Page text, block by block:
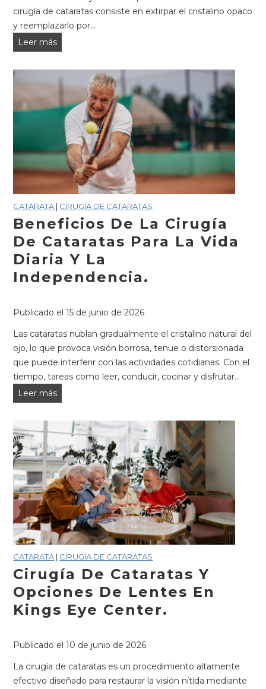
cirugía de cataratas consiste en extirpar el cristalino opaco
y reemplazarlo por...
Leer másLas
más
frecuentes
cirugía
de
cataratas,
respondidas
CATARATA | CIRUGÍA DE CATARATAS
Beneficios De La Cirugía
De Cataratas Para La Vida
Diaria Y La
Independencia.
Publicado el15 de junio de 2026
Las cataratas nublan gradualmente el cristalino natural del
ojo, lo que provoca visión borrosa, tenue o distorsionada
que puede interferir con las actividades cotidianas. Con el
tiempo, tareas como leer, conducir, cocinar y disfrutar...
Leer másBeneficios
cirugía
de
cataratas
para
la
vida
diaria
y
independencia.
CATARATA | CIRUGÍA DE CATARATAS
Cirugía De Cataratas Y
Opciones De Lentes En
Kings Eye Center.
Publicado el10 de junio de 2026
La cirugía de cataratas es un procedimiento altamente
efectivo diseñado para restaurar la visión nítida mediante